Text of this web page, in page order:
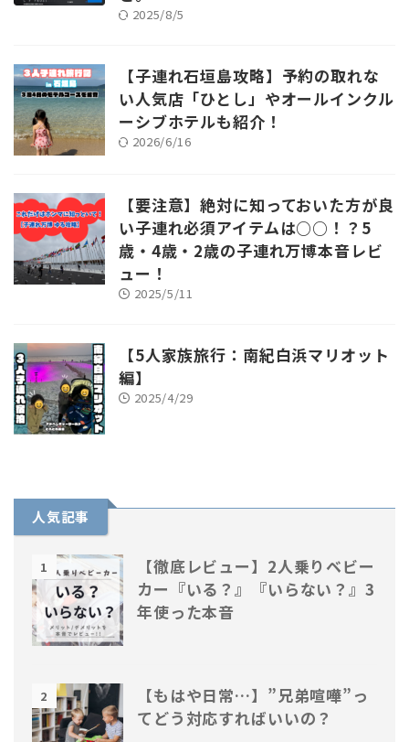
2025/8/5
【子連れ石垣島攻略】予約の取れな
い人気店「ひとし」やオールインクル
ーシブホテルも紹介！
2026/6/16
【要注意】絶対に知っておいた方が良
い子連れ必須アイテムは○○！？5
歳・4歳・2歳の子連れ万博本音レビ
ュー！
2025/5/11
【5人家族旅行：南紀白浜マリオット
編】
2025/4/29
人気記事
1
【徹底レビュー】2人乗りベビー
カー『いる？』『いらない？』3
年使った本音
2
【もはや日常…】”兄弟喧嘩”っ
てどう対応すればいいの？